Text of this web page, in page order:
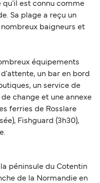
qu'il est connu comme
Sa plage a reçu un
baigneurs et
équipements
un bar en bord
un service de
change et une annexe
ferries de Rosslare
Fishguard (3h30),
péninsule du Cotentin
de la Normandie en